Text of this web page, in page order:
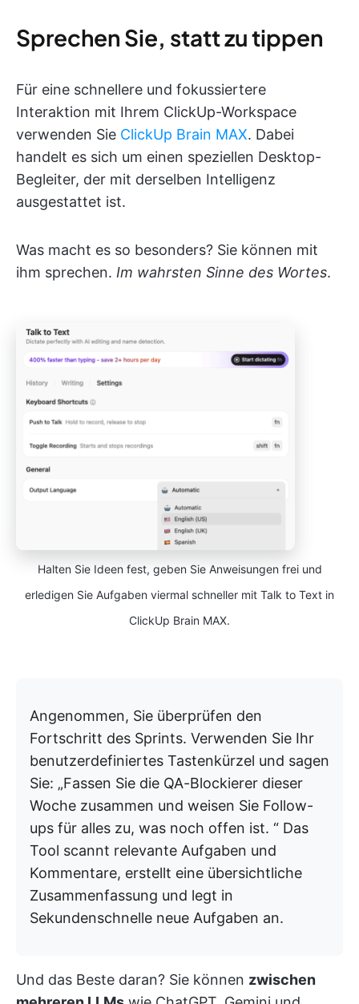
Sprechen Sie, statt zu tippen
Für eine schnellere und fokussiertere
Interaktion mit Ihrem ClickUp-Workspace
verwenden Sie ClickUp Brain MAX. Dabei
handelt es sich um einen speziellen Desktop-
Begleiter, der mit derselben Intelligenz
ausgestattet ist.
Was macht es so besonders? Sie können mit
ihm sprechen. Im wahrsten Sinne des Wortes.
Halten Sie Ideen fest, geben Sie Anweisungen frei und
erledigen Sie Aufgaben viermal schneller mit Talk to Text in
ClickUp Brain MAX.
Angenommen, Sie überprüfen den
Fortschritt des Sprints. Verwenden Sie Ihr
benutzerdefiniertes Tastenkürzel und sagen
Sie: „Fassen Sie die QA-Blockierer dieser
Woche zusammen und weisen Sie Follow-
ups für alles zu, was noch offen ist. “ Das
Tool scannt relevante Aufgaben und
Kommentare, erstellt eine übersichtliche
Zusammenfassung und legt in
Sekundenschnelle neue Aufgaben an.
Und das Beste daran? Sie können zwischen